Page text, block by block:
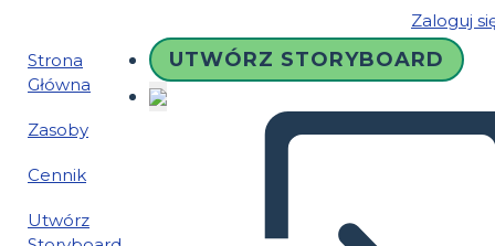
Zaloguj
Strona
Główna
Zasoby
Cennik
Utwórz
UTWÓRZ STORYBOARD